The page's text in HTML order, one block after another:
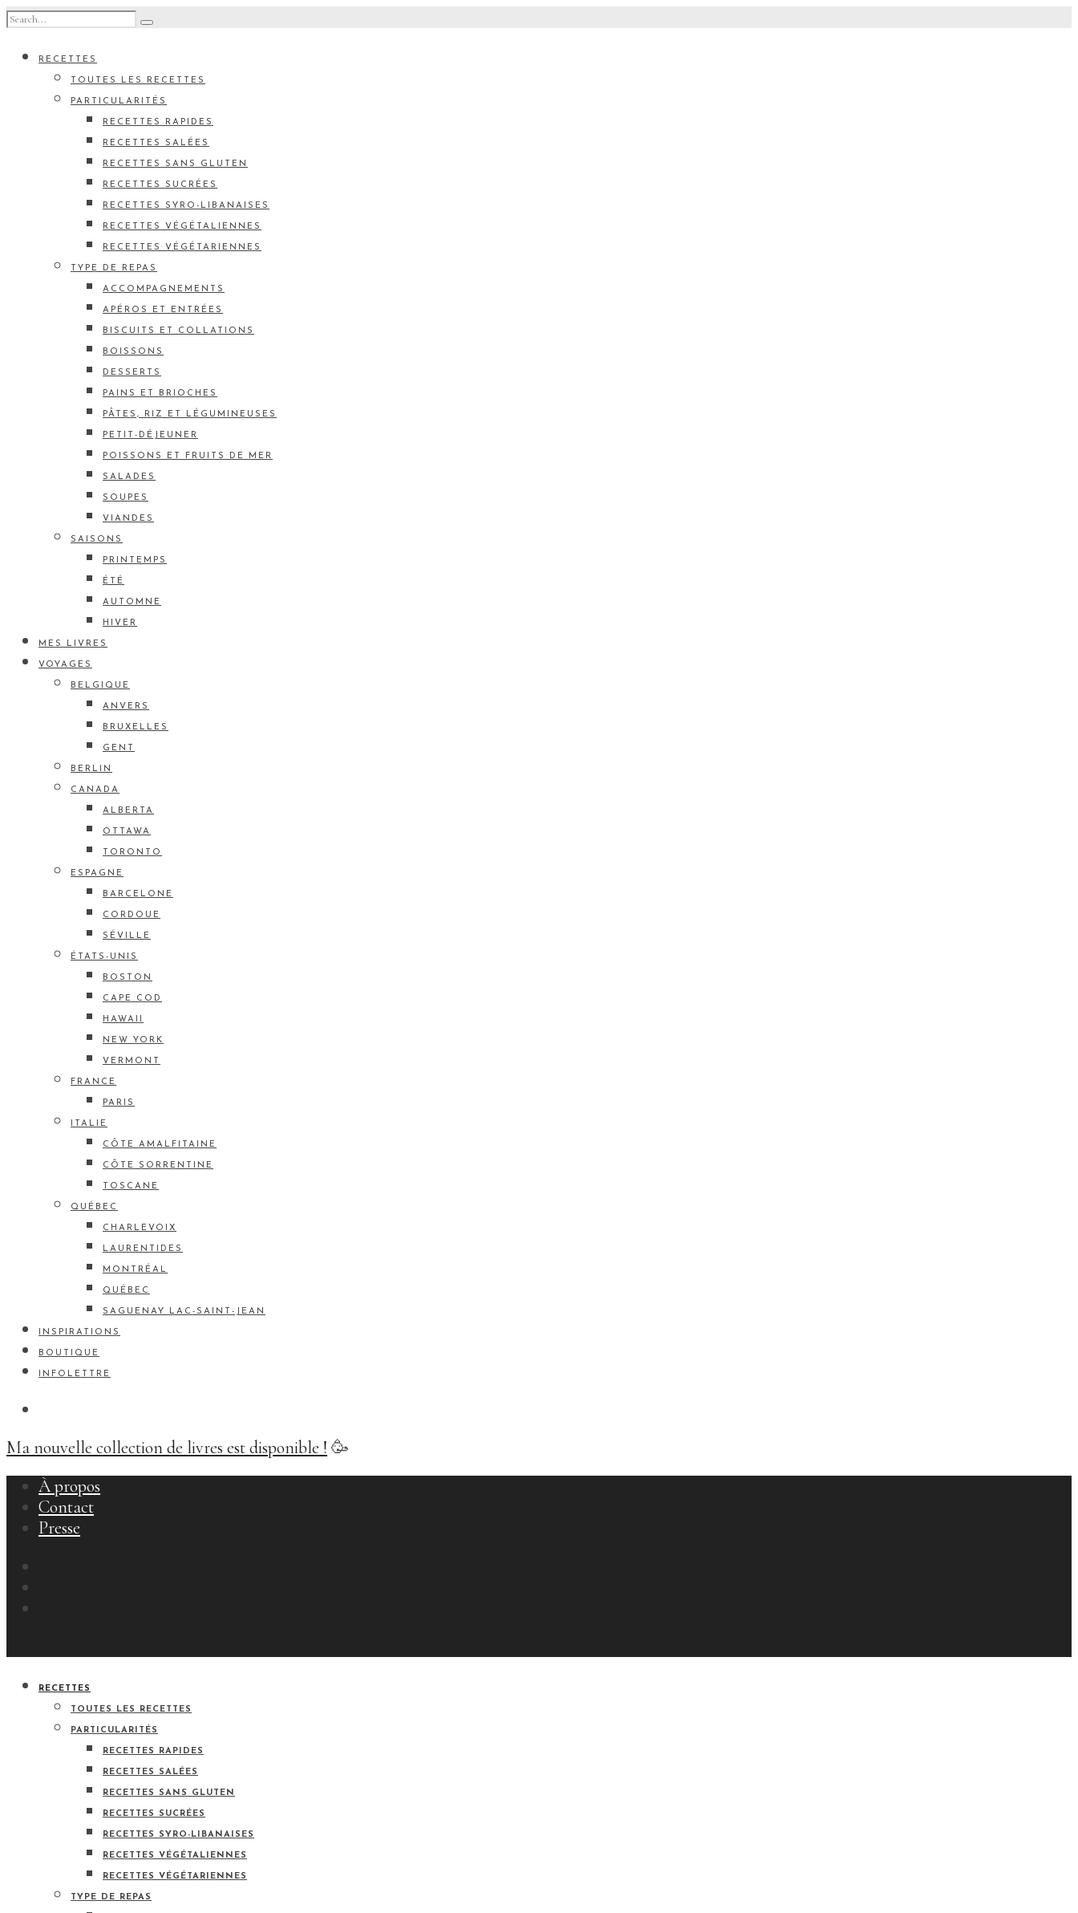
RECETTES
TOUTES LES RECETTES
PARTICULARITÉS
RECETTES RAPIDES
RECETTES SALÉES
RECETTES SANS GLUTEN
RECETTES SUCRÉES
RECETTES SYRO-LIBANAISES
RECETTES VÉGÉTALIENNES
RECETTES VÉGÉTARIENNES
TYPE DE REPAS
ACCOMPAGNEMENTS
APÉROS ET ENTRÉES
BISCUITS ET COLLATIONS
BOISSONS
DESSERTS
PAINS ET BRIOCHES
PÂTES, RIZ ET LÉGUMINEUSES
PETIT-DÉJEUNER
POISSONS ET FRUITS DE MER
SALADES
SOUPES
VIANDES
SAISONS
PRINTEMPS
ÉTÉ
AUTOMNE
HIVER
MES LIVRES
VOYAGES
BELGIQUE
ANVERS
BRUXELLES
GENT
BERLIN
CANADA
ALBERTA
OTTAWA
TORONTO
ESPAGNE
BARCELONE
CORDOUE
SÉVILLE
ÉTATS-UNIS
BOSTON
CAPE COD
HAWAII
NEW YORK
VERMONT
FRANCE
PARIS
ITALIE
CÔTE AMALFITAINE
CÔTE SORRENTINE
TOSCANE
QUÉBEC
CHARLEVOIX
LAURENTIDES
MONTRÉAL
QUÉBEC
SAGUENAY LAC-SAINT-JEAN
INSPIRATIONS
BOUTIQUE
INFOLETTRE
Ma nouvelle collection de livres est disponible ! 🥳
À propos
Contact
Presse
RECETTES
TOUTES LES RECETTES
PARTICULARITÉS
RECETTES RAPIDES
RECETTES SALÉES
RECETTES SANS GLUTEN
RECETTES SUCRÉES
RECETTES SYRO-LIBANAISES
RECETTES VÉGÉTALIENNES
RECETTES VÉGÉTARIENNES
TYPE DE REPAS